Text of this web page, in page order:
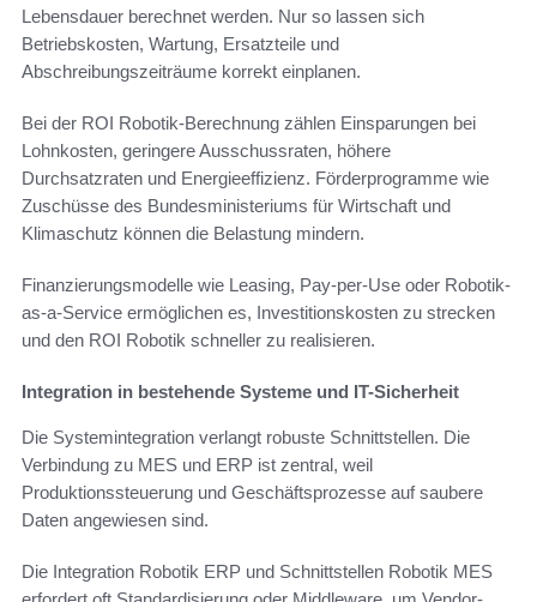
Lebensdauer berechnet werden. Nur so lassen sich
Betriebskosten, Wartung, Ersatzteile und
Abschreibungszeiträume korrekt einplanen.
Bei der ROI Robotik-Berechnung zählen Einsparungen bei
Lohnkosten, geringere Ausschussraten, höhere
Durchsatzraten und Energieeffizienz. Förderprogramme wie
Zuschüsse des Bundesministeriums für Wirtschaft und
Klimaschutz können die Belastung mindern.
Finanzierungsmodelle wie Leasing, Pay-per-Use oder Robotik-
as-a-Service ermöglichen es, Investitionskosten zu strecken
und den ROI Robotik schneller zu realisieren.
Integration in bestehende Systeme und IT-Sicherheit
Die Systemintegration verlangt robuste Schnittstellen. Die
Verbindung zu MES und ERP ist zentral, weil
Produktionssteuerung und Geschäftsprozesse auf saubere
Daten angewiesen sind.
Die Integration Robotik ERP und Schnittstellen Robotik MES